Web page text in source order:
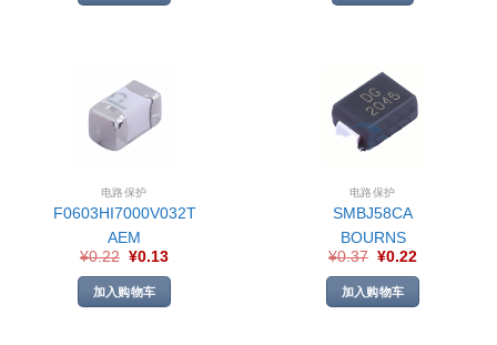
电路保护
F0603HI7000V032T
AEM
¥0.22 ¥0.13
加入购物车
电路保护
SMBJ58CA
BOURNS
¥0.37 ¥0.22
加入购物车